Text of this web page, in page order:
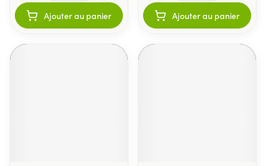
Ajouter au panier Ajouter au panier